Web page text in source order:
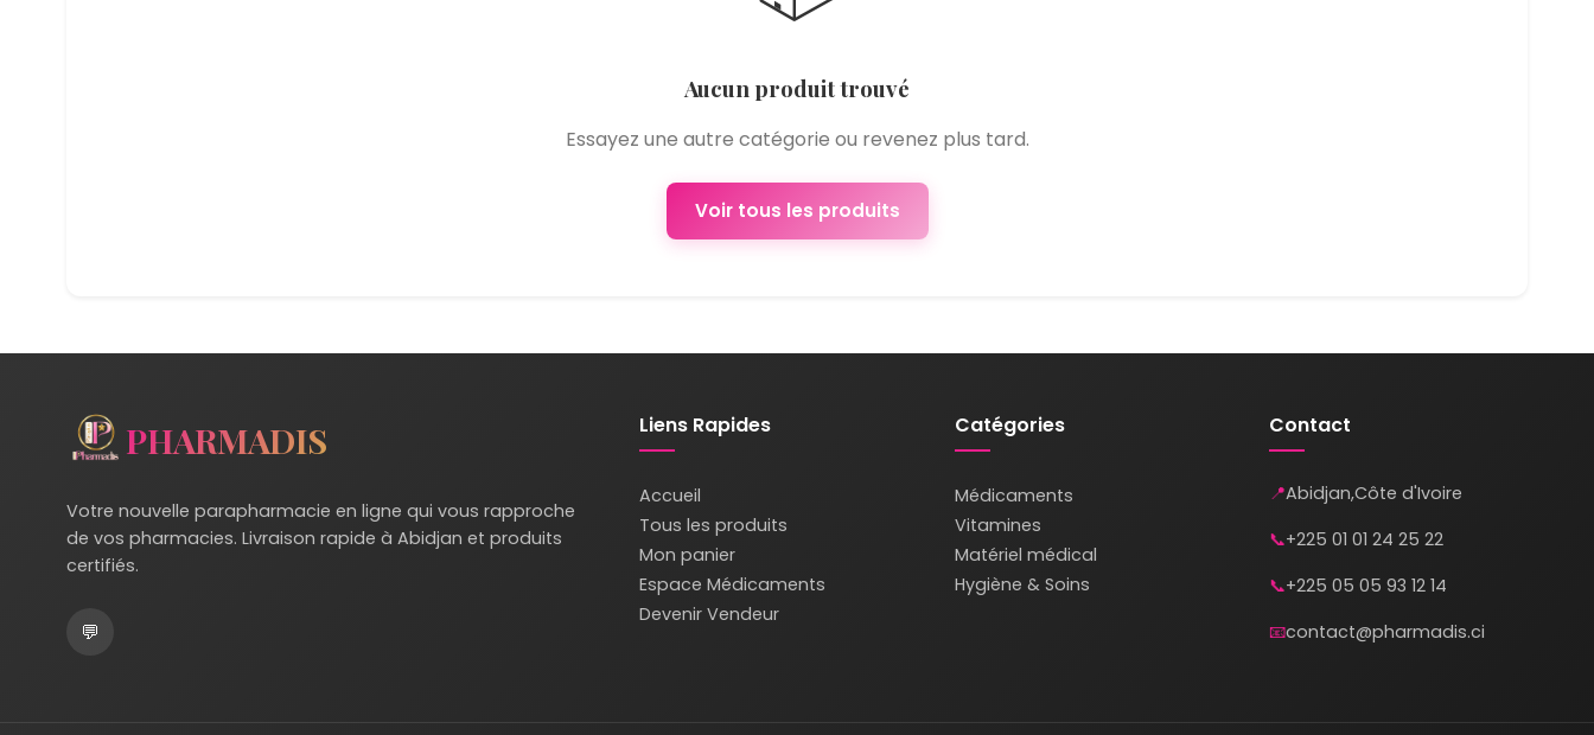
Aucun produit trouvé
Essayez une autre catégorie ou revenez plus tard.
Voir tous les produits
PHARMADIS
Votre nouvelle parapharmacie en ligne qui vous rapproche
de vos pharmacies. Livraison rapide à Abidjan et produits
certifiés.
💬
Liens Rapides
Accueil
Tous les produits
Mon panier
Espace Médicaments
Devenir Vendeur
Catégories
Médicaments
Vitamines
Matériel médical
Hygiène & Soins
Contact
📍Abidjan,Côte d'Ivoire
📞+225 01 01 24 25 22
📞+225 05 05 93 12 14
📧contact@pharmadis.ci